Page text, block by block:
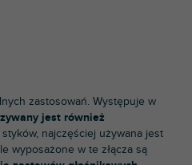
zastosowań. Występuje w
jest również
najczęściej używana jest
wyposażone w te złącza są